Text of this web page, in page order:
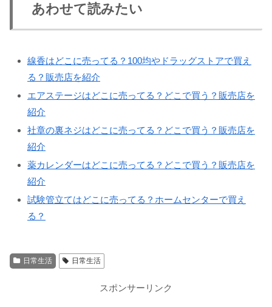
あわせて読みたい
線香はどこに売ってる？100均やドラッグストアで買え
る？販売店を紹介
エアステージはどこに売ってる？どこで買う？販売店を
紹介
社章の裏ネジはどこに売ってる？どこで買う？販売店を
紹介
薬カレンダーはどこに売ってる？どこで買う？販売店を
紹介
試験管立てはどこに売ってる？ホームセンターで買え
る？
日常生活 日常生活
スポンサーリンク